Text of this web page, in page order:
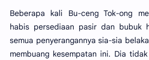
Beberapa kali Bu-ceng Tok-ong
habis persediaan pasir dan bubuk
semua penyerangannya sia-sia
membuang kesempatan ini. Dia